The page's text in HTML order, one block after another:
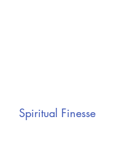
Spiritual Finesse